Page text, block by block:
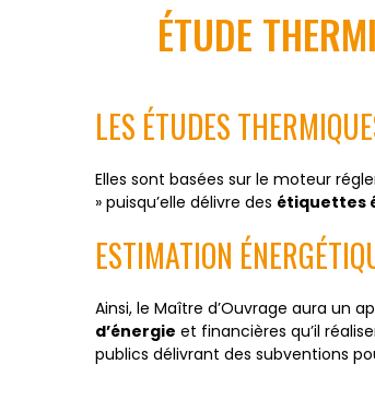
ÉTUDE
LES ÉTUDES
Elles sont basées sur le moteur
» puisqu’elle délivre des étiquettes
ESTIMATION
Ainsi, le Maître d’Ouvrage aura un
d’énergie et financières qu’il
publics délivrant des subventions